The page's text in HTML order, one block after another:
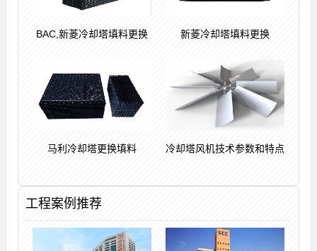
BAC,新菱冷却塔填料更换 新菱冷却塔填料更换
马利冷却塔更换填料 冷却塔风机技术参数和特点
工程案例推荐